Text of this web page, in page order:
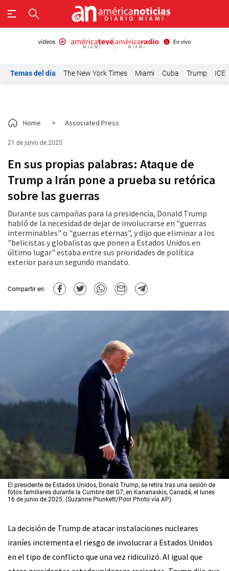
Temas del día The New York Times Miami Cuba Trump ICE
Home > Associated Press
21 de junio de 2025
En sus propias palabras: Ataque de
Trump a Irán pone a prueba su retórica
sobre las guerras
Durante sus campañas para la presidencia, Donald Trump
habló de la necesidad de dejar de involucrarse en "guerras
interminables" o "guerras eternas", y dijo que eliminar a los
"belicistas y globalistas que ponen a Estados Unidos en
último lugar" estaba entre sus prioridades de política
exterior para un segundo mandato.
Compartir en:
El presidente de Estados Unidos, Donald Trump, se retira tras una sesión de
fotos familiares durante la Cumbre del G7, en Kananaskis, Canadá, el lunes
16 de junio de 2025. (Suzanne Plunkett/Pool Photo vía AP)
La decisión de Trump de atacar instalaciones nucleares
iraníes incrementa el riesgo de involucrar a Estados Unidos
en el tipo de conflicto que una vez ridiculizó. Al igual que